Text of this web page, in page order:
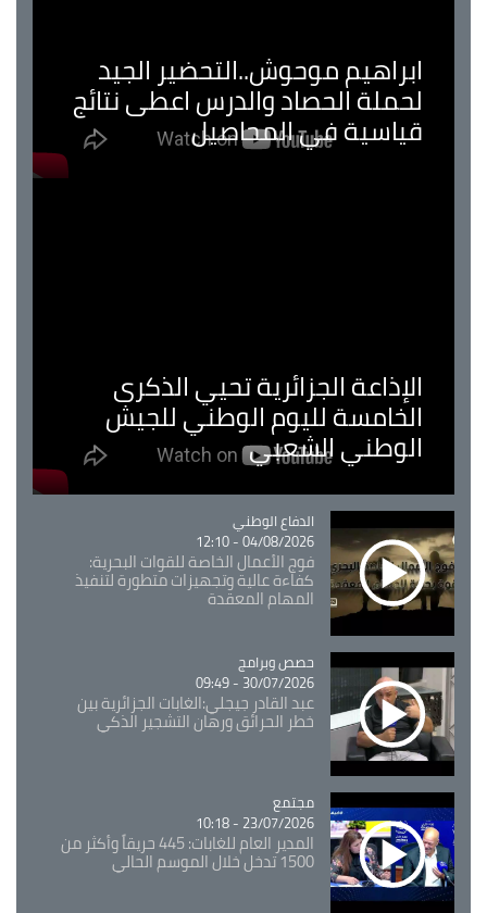
ابراهيم موحوش..التحضير الجيد
لحملة الحصاد والدرس اعطى نتائج
قياسية في المحاصيل
الإذاعة الجزائرية تحيي الذكرى
الخامسة لليوم الوطني للجيش
الوطني الشعبي
Catégorie
الدفاع الوطني
04/08/2026 - 12:10
فوج الأعمال الخاصة للقوات البحرية:
كفاءة عالية وتجهيزات متطورة لتنفيذ
المهام المعقدة
Catégorie
حصص وبرامج
30/07/2026 - 09:49
عبد القادر جيجلي:الغابات الجزائرية بين
خطر الحرائق ورهان التشجير الذكي
Catégorie
مجتمع
23/07/2026 - 10:18
المدير العام للغابات: 445 حريقاً وأكثر من
1500 تدخل خلال الموسم الحالي